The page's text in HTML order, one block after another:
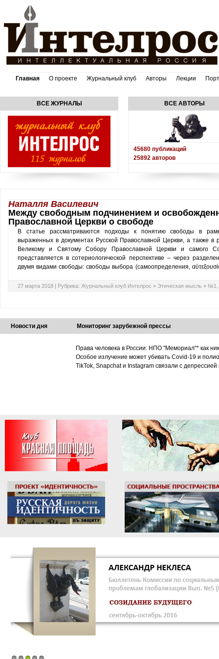
Главная О проекте Журнальный клуб Авторы Лекции
ВСЕ ЖУРНАЛЫ ВСЕ АВТОРЫ
45680 публикаций
25892 авторов
Наталля Василевич
Между свободным подчинением и
Православной Церкви о свободе
В статье рассматриваются подходы к понятию свободы в
выраженных в документах Русской Православной Церкви, а также в
Великому и Святому Собору Православной Церкви и самого
представляется в сотериологической перспективе – через
двумя видами свободы: свободы выбора (самоопределения,
27 марта 2018 | Рубрика: Журнальный клуб Интелрос » Этическая мысль » №1,
Новости дня Мониторинг зарубежной прессы
Права человека в России: НПО "Мемориал"* как
Особое излучение может убивать Covid-19 и
TikTok, Snapchat и Instagram связали с